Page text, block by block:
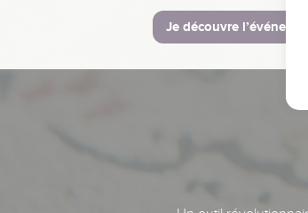
Je découvre